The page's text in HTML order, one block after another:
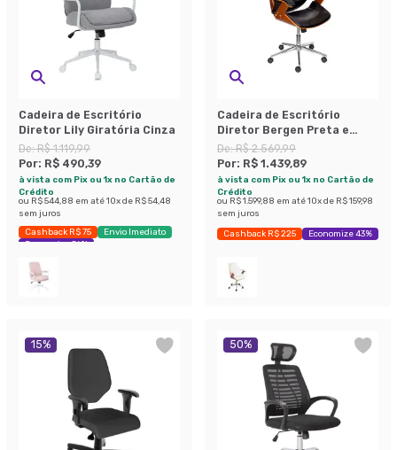
Cadeira de Escritório
Diretor Lily Giratória Cinza
De:R$ 1.119,99
Por: R$ 490,39
à vista com Pix ou 1x no Cartão de
Crédito
ou R$ 544,88 em até10x de R$ 54,48
sem juros
Cashback R$ 75
Envio Imediato
Economize 56%
Cadeira de Escritório
Diretor Bergen Preta e
Amadeirada
De:R$ 2.569,99
Por: R$ 1.439,89
à vista com Pix ou 1x no Cartão de
Crédito
ou R$ 1.599,88 em até10x de R$ 159,98
sem juros
Cashback R$ 225 Economize 43%
15% 50%